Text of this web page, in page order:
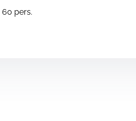
60 pers.